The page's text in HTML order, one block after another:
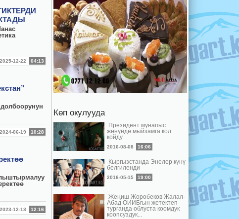
2025-12-22 04:13
2024-06-19 10:28
2023-12-13 12:16
Көп окулууда
Президент мунапыс
жөнүндө мыйзамга кол
койду
2016-08-08 16:06
Кыргызстанда Энелер күнү
белгиленди
2016-05-15 19:00
Жеңиш Жоробеков Жалал-
Абад ОИИБгын жетектеп
турганда облуста коомдук
коопсуздук...